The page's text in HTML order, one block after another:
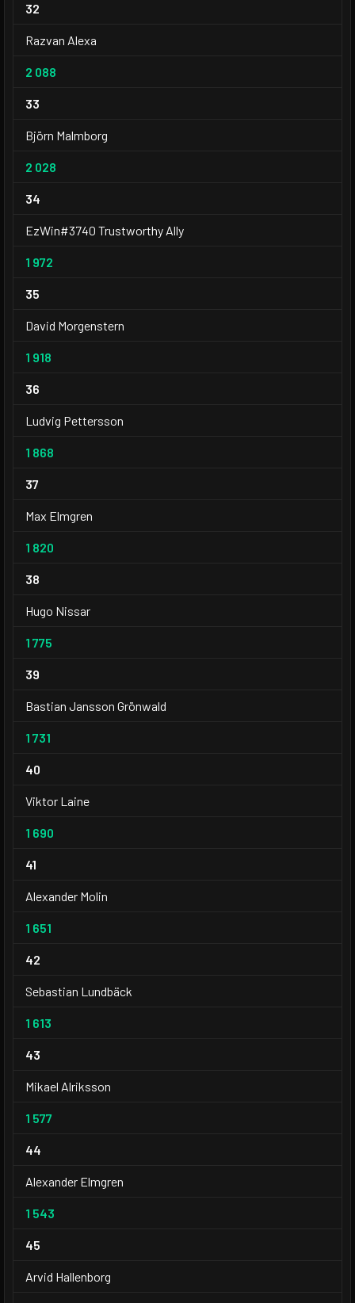
32
Razvan Alexa
2 088
33
Björn Malmborg
2 028
34
EzWin#3740 Trustworthy Ally
1 972
35
David Morgenstern
1 918
36
Ludvig Pettersson
1 868
37
Max Elmgren
1 820
38
Hugo Nissar
1 775
39
Bastian Jansson Grönwald
1 731
40
Viktor Laine
1 690
41
Alexander Molin
1 651
42
Sebastian Lundbäck
1 613
43
Mikael Alriksson
1 577
44
Alexander Elmgren
1 543
45
Arvid Hallenborg